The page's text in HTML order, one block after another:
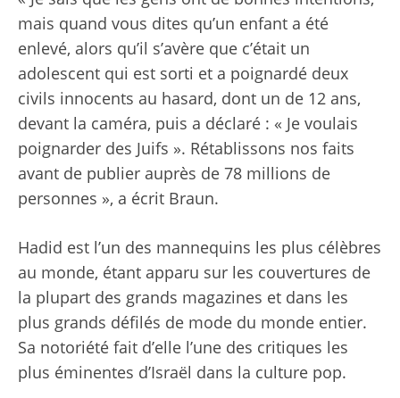
mais quand vous dites qu’un enfant a été
enlevé, alors qu’il s’avère que c’était un
adolescent qui est sorti et a poignardé deux
civils innocents au hasard, dont un de 12 ans,
devant la caméra, puis a déclaré : « Je voulais
poignarder des Juifs ». Rétablissons nos faits
avant de publier auprès de 78 millions de
personnes », a écrit Braun.
Hadid est l’un des mannequins les plus célèbres
au monde, étant apparu sur les couvertures de
la plupart des grands magazines et dans les
plus grands défilés de mode du monde entier.
Sa notoriété fait d’elle l’une des critiques les
plus éminentes d’Israël dans la culture pop.